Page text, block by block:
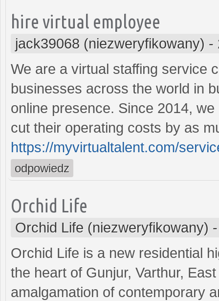
hire virtual employee
jack39068 (niezweryfikowany) -
We are a virtual staffing service
businesses across the world in
online presence. Since 2014,
cut their operating costs by as
https://myvirtualtalent.com/
odpowiedz
Orchid Life
Orchid Life (niezweryfikowany)
Orchid Life is a new residential
the heart of Gunjur, Varthur,
amalgamation of contemporary